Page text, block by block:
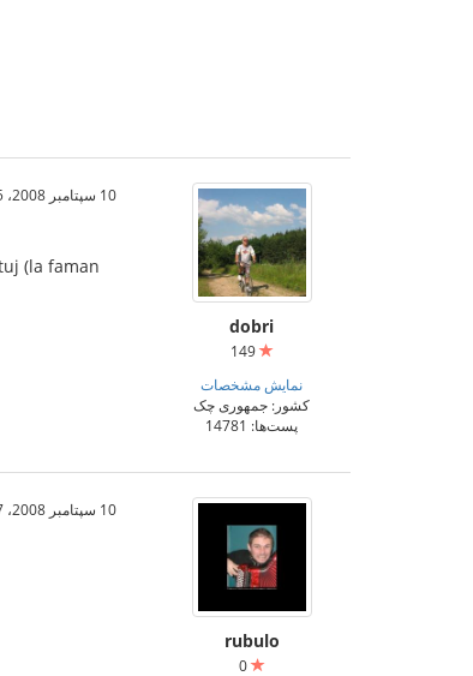
dobri
149
نمایش مشخصات
کشور: جمهوری چک
پست‌ها: 14781
10 سپتامبر 2008،‏ 15:04:45
(la faman
rubulo
0
10 سپتامبر 2008،‏ 21:39:37